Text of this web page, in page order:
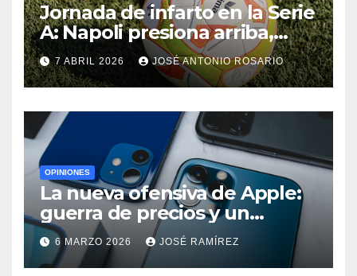
Jornada de infarto en la Serie
A: Napoli presiona arriba,
Juventus cumple y el
Udinese suma fuera de casa
7 ABRIL 2026 JOSÉ ANTONIO ROSARIO
OPINIONES
La nueva ofensiva de Apple:
guerra de precios y un
cambio histórico para el
iPhone 18
6 MARZO 2026 JOSÉ RAMÍREZ